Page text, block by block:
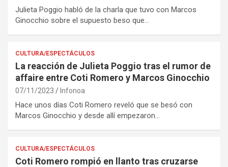
Julieta Poggio habló de la charla que tuvo con Marcos
Ginocchio sobre el supuesto beso que…
CULTURA/ESPECTÁCULOS
La reacción de Julieta Poggio tras el rumor de
affaire entre Coti Romero y Marcos Ginocchio
07/11/2023 Infonoa
Hace unos días Coti Romero reveló que se besó con
Marcos Ginocchio y desde allí empezaron…
CULTURA/ESPECTÁCULOS
Coti Romero rompió en llanto tras cruzarse